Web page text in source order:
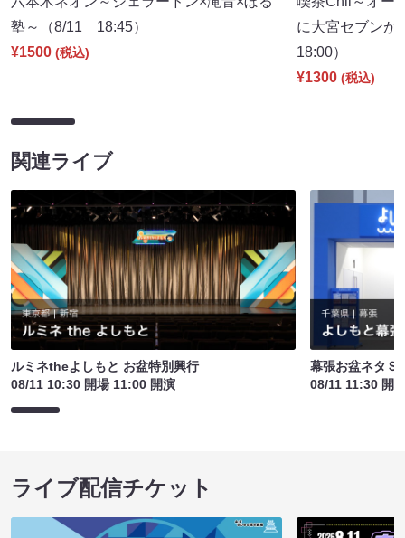
塾～（8/11 18:45）
¥1500 (税込)
に大宮セブン
18:00）
¥1300 (税込)
関連ライブ
ルミネtheよしもと お盆特別興行
08/11 10:30 開場 11:00 開演
幕張お盆ネタＳ
08/11 11:30 開
ライブ配信チケット